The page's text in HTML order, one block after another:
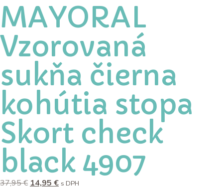
MAYORAL
Vzorovaná
sukňa čierna
kohútia stopa
Skort check
black 4907
37,95€ 14,95 € s DPH